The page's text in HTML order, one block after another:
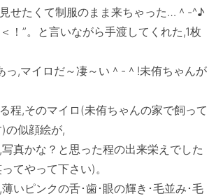
せたくて制服のまま来ちゃった…＾-^♪
！”。と言いながら手渡してくれた,1枚
っ,マイロだ～凄～い＾-＾!未侑ちゃんが
程,そのマイロ(未侑ちゃんの家で飼って
の似顔絵が,
真かな？と思った程の出来栄えでした
てやって下さい)。
いピンクの舌･歯･眼の輝き･毛並み･毛